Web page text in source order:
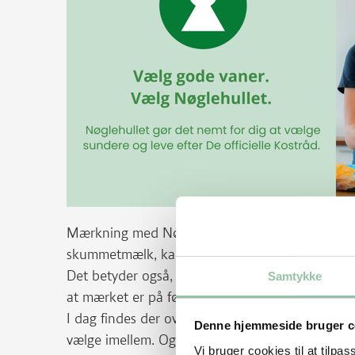
Samtykke
Denne hjemmeside bruger
Vi bruger cookies til at
Mærkning med Nøglehullet er frivillig. Det
skummetmælk, kan have et Nøglehulsmærke
Det betyder også, at en fødevare godt kan
at mærket er på fødevaren.
I dag findes der over 4000 produkter med
vælge imellem. Og nej, Nøglehullet bliver ikke